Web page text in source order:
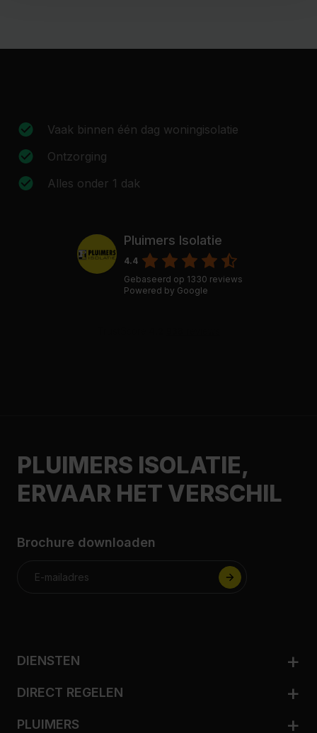
Vaak binnen één dag woningisolatie
Ontzorging
Alles onder 1 dak
Pluimers Isolatie
4.4
Gebaseerd op 1330 reviews
Powered by Google
PLUIMERS ISOLATIE,
ERVAAR HET VERSCHIL
Brochure downloaden
DIENSTEN
Zakelijk isoleren
Ventileren
DIRECT REGELEN
PLUIMERS